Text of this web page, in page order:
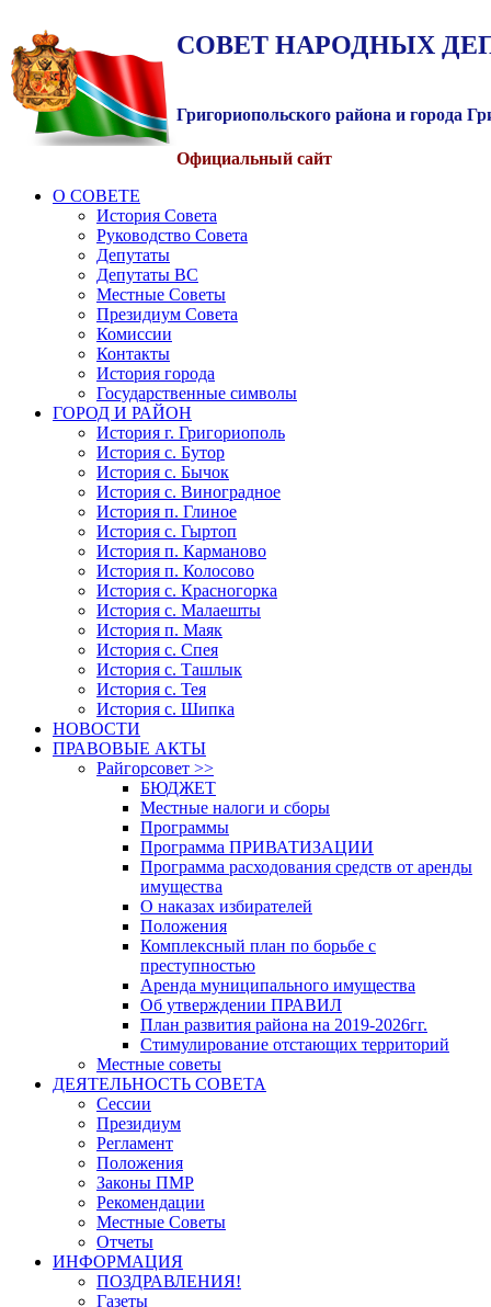
СОВЕТ НАРОДНЫХ
Григориопольского района и города
Официальный сайт
О СОВЕТЕ
История Совета
Руководство Совета
Депутаты
Депутаты ВС
Местные Советы
Президиум Совета
Комиссии
Контакты
История города
Государственные символы
ГОРОД И РАЙОН
История г. Григориополь
История с. Бутор
История с. Бычок
История с. Виноградное
История п. Глиное
История с. Гыртоп
История п. Карманово
История п. Колосово
История с. Красногорка
История с. Малаешты
История п. Маяк
История с. Спея
История с. Ташлык
История с. Тея
История с. Шипка
НОВОСТИ
ПРАВОВЫЕ АКТЫ
Райгорсовет >>
БЮДЖЕТ
Местные налоги и сборы
Программы
Программа ПРИВАТИЗАЦИИ
Программа расходования средств от аренды
имущества
О наказах избирателей
Положения
Комплексный план по борьбе с
преступностью
Аренда муниципального имущества
Об утверждении ПРАВИЛ
План развития района на 2019-2026гг.
Стимулирование отстающих территорий
Местные советы
ДЕЯТЕЛЬНОСТЬ СОВЕТА
Сессии
Президиум
Регламент
Положения
Законы ПМР
Рекомендации
Местные Советы
Отчеты
ИНФОРМАЦИЯ
ПОЗДРАВЛЕНИЯ!
Газеты